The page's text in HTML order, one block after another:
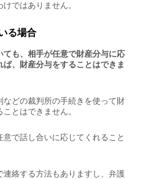
ではありません。
る場合
ても、相手が任意で財産分与に応
ば、財産分与をすることはできま
などの裁判所の手続きを使って財
とはできません。
意で話し合いに応じてくれること
連絡する方法もありますし、弁護